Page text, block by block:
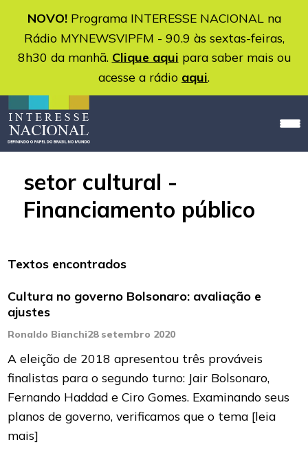
NOVO!Programa INTERESSE NACIONAL na
Rádio MYNEWSVIPFM - 90.9 às sextas-feiras,
8h30 da manhã. Clique aqui para saber mais ou
acesse a rádio aqui.
setor cultural -
Financiamento público
Textos encontrados
Cultura no governo Bolsonaro: avaliação e
ajustes
Ronaldo Bianchi28 setembro 2020
A eleição de 2018 apresentou três prováveis
finalistas para o segundo turno: Jair Bolsonaro,
Fernando Haddad e Ciro Gomes. Examinando seus
planos de governo, verificamos que o tema [leia
mais]